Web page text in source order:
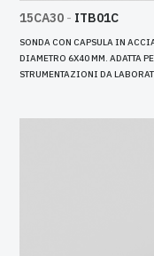
15CA30 - ITB01C
SONDA CON CAPSULA IN
DIAMETRO 6X40 MM. ADATTA
STRUMENTAZIONI DA